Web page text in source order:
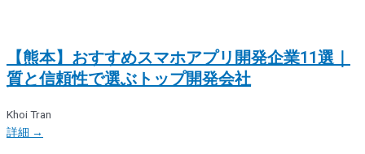
【熊本】おすすめスマホアプリ開発企業11選｜
質と信頼性で選ぶトップ開発会社
Khoi Tran
詳細 →